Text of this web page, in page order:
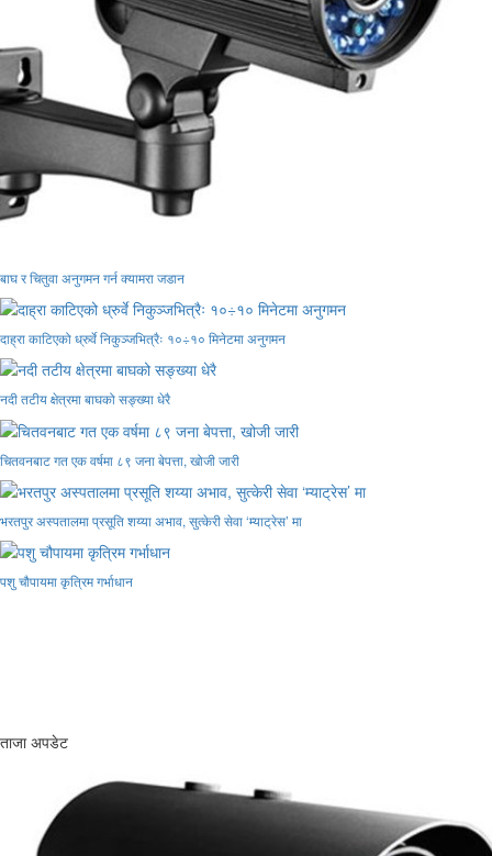
बाघ र चितुवा अनुगमन गर्न क्यामरा जडान
दाह्रा काटिएको ध्रुर्वे निकुञ्जभित्रैः १०÷१० मिनेटमा अनुगमन
नदी तटीय क्षेत्रमा बाघको सङ्ख्या धेरै
चितवनबाट गत एक वर्षमा ८९ जना बेपत्ता, खोजी जारी
भरतपुर अस्पतालमा प्रसूति शय्या अभाव, सुत्केरी सेवा ‘म्याट्रेस’ मा
पशु चौपायमा कृत्रिम गर्भाधान
ताजा अपडेट